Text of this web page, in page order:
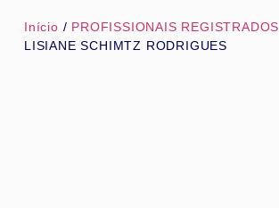
Início / PROFISSIONAIS REGISTRADOS
LISIANE SCHIMTZ RODRIGUES